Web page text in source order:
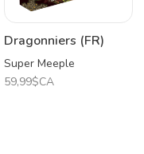
Dragonniers (FR)
Super Meeple
59,99$CA